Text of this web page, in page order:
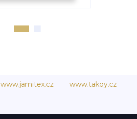
www.jamitex.cz www.takoy.cz